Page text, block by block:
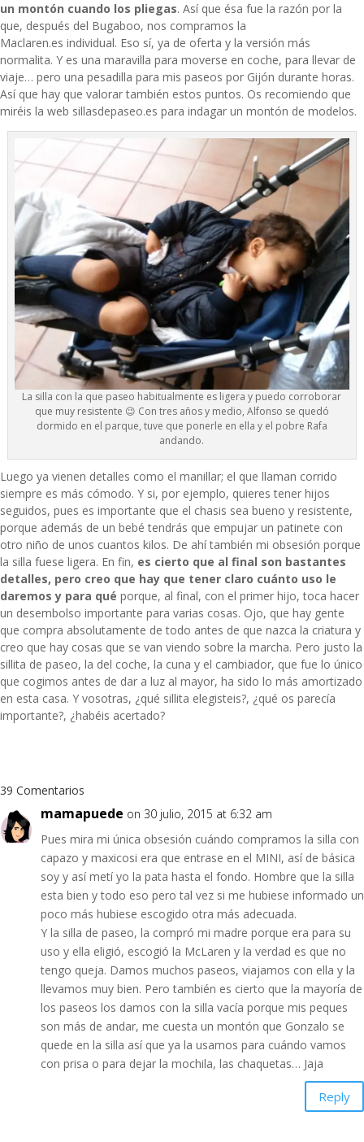
un montón cuando los pliegas. Así que ésa fue la razón por la
que, después del Bugaboo, nos compramos la
Maclaren.es individual. Eso sí, ya de oferta y la versión más
normalita. Y es una maravilla para moverse en coche, para llevar de
viaje… pero una pesadilla para mis paseos por Gijón durante horas.
Así que hay que valorar también estos puntos. Os recomiendo que
miréis la web sillasdepaseo.es para indagar un montón de modelos.
La silla con la que paseo habitualmente es ligera y puedo corroborar
que muy resistente 😉 Con tres años y medio, Alfonso se quedó
dormido en el parque, tuve que ponerle en ella y el pobre Rafa
andando.
Luego ya vienen detalles como el manillar; el que llaman corrido
siempre es más cómodo. Y si, por ejemplo, quieres tener hijos
seguidos, pues es importante que el chasis sea bueno y resistente,
porque además de un bebé tendrás que empujar un patinete con
otro niño de unos cuantos kilos. De ahí también mi obsesión porque
la silla fuese ligera. En fin, es cierto que al final son bastantes
detalles, pero creo que hay que tener claro cuánto uso le
daremos y para qué porque, al final, con el primer hijo, toca hacer
un desembolso importante para varias cosas. Ojo, que hay gente
que compra absolutamente de todo antes de que nazca la criatura y
creo que hay cosas que se van viendo sobre la marcha. Pero justo la
sillita de paseo, la del coche, la cuna y el cambiador, que fue lo único
que cogimos antes de dar a luz al mayor, ha sido lo más amortizado
en esta casa. Y vosotras, ¿qué sillita elegisteis?, ¿qué os parecía
importante?, ¿habéis acertado?
39 Comentarios
mamapuede on 30 julio, 2015 at 6:32 am
Pues mira mi única obsesión cuándo compramos la silla con
capazo y maxicosi era que entrase en el MINI, así de básica
soy y así metí yo la pata hasta el fondo. Hombre que la silla
esta bien y todo eso pero tal vez si me hubiese informado un
poco más hubiese escogido otra más adecuada.
Y la silla de paseo, la compró mi madre porque era para su
uso y ella eligió, escogió la McLaren y la verdad es que no
tengo queja. Damos muchos paseos, viajamos con ella y la
llevamos muy bien. Pero también es cierto que la mayoría de
los paseos los damos con la silla vacía porque mis peques
son más de andar, me cuesta un montón que Gonzalo se
quede en la silla así que ya la usamos para cuándo vamos
con prisa o para dejar la mochila, las chaquetas… Jaja
Reply